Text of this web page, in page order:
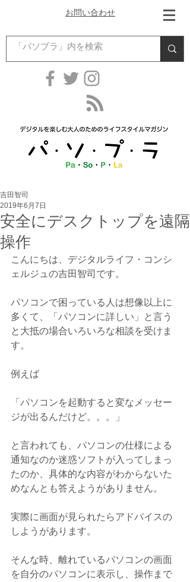
お問い合わせ
安全にデスクトップを遠隔
操作
吉田智司
2019年6月7日
こんにちは、デジタルライフ・コンシ
ェルジュの吉田智司です。
パソコンで困っている人は想像以上に
多くて、「パソコンに詳しい」と言う
と大抵の場合いろいろな相談を受けま
す。
例えば
「パソコンを起動すると変なメッセー
ジが出るんだけど。。。」
と言われても、パソコンの仕様による
通知なのか迷惑ソフトが入ってしまっ
たのか、具体的な内容がわからないた
めなんとも答えようがありません。
実際に画面が見られたらアドバイスの
しようがあります。
そんな時、離れているパソコンの画面
を自分のパソコンに表示し、操作まで